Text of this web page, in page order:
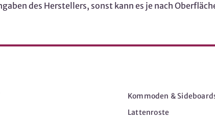
des Herstellers, sonst kann es je nach
Kommoden &
Lattenroste